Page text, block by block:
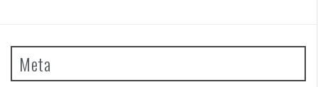
Meta